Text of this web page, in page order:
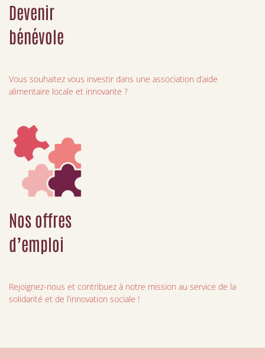
Devenir
bénévole
Vous souhaitez vous investir dans une association d’aide
alimentaire locale et innovante ?
Nos offres
d’emploi
Rejoignez-nous et contribuez à notre mission au service de la
solidarité et de l’innovation sociale !